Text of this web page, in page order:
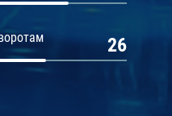
26